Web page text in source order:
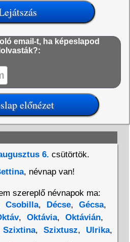
email-t, ha képeslapod
6. csütörtök.
, névnap van!
szereplő névnapok ma:
Csobilla, Décse, Gécsa,
, Oktávia, Oktávián,
Szixtina, Szixtusz, Ulrika,